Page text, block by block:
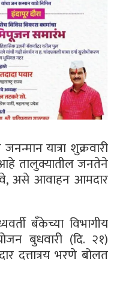
जनन्मान यात्रा शुक्रवारी
तालुक्यातील जनतेने
असे आवाहन आमदार
बँकेच्या विभागीय
बुधवारी (दि. २१)
दत्तात्रय भरणे बोलत